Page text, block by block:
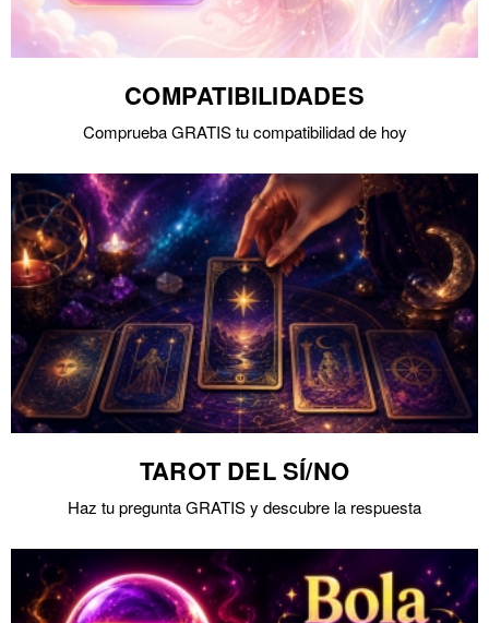
COMPATIBILIDADES
Comprueba GRATIS tu compatibilidad de hoy
TAROT DEL SÍ/NO
Haz tu pregunta GRATIS y descubre la respuesta